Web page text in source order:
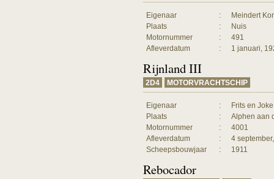
Eigenaar :
Meindert
Plaats
:
Nuis
Motornummer
:
491
Afleverdatum
: 1 januari,
Rijnland III
2D4 MOTORVRACHTSCHIP
Eigenaar :
Frits en
Plaats
:
Alphen aan
Motornummer
:
4001
Afleverdatum
:
4
Scheepsbouwjaar
: 1911
Rebocador